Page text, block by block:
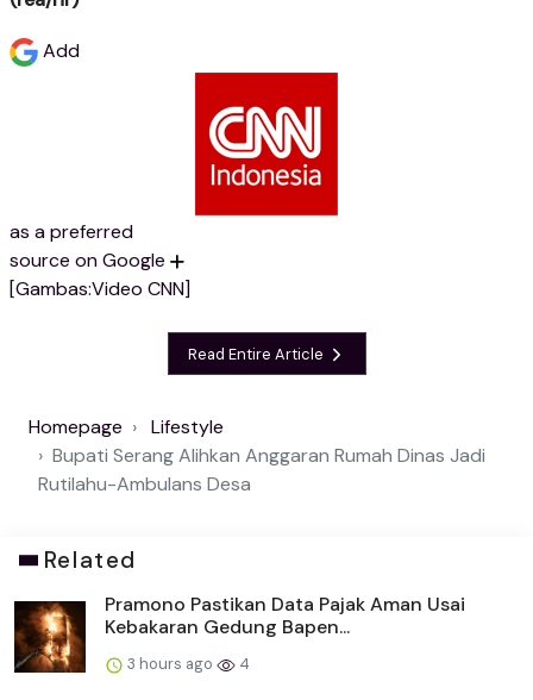
Add
as a preferred
source on Google
[Gambas:Video CNN]
Read Entire Article
Homepage
Lifestyle
Bupati Serang Alihkan Anggaran Rumah Dinas Jadi
Rutilahu-Ambulans Desa
Related
Pramono Pastikan Data Pajak Aman Usai
Kebakaran Gedung Bapen...
3 hours ago 4